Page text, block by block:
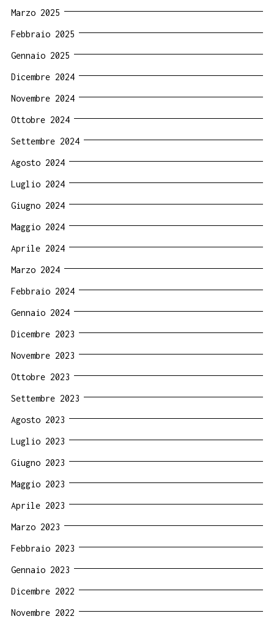
Marzo 2025
Febbraio 2025
Gennaio 2025
Dicembre 2024
Novembre 2024
Ottobre 2024
Settembre 2024
Agosto 2024
Luglio 2024
Giugno 2024
Maggio 2024
Aprile 2024
Marzo 2024
Febbraio 2024
Gennaio 2024
Dicembre 2023
Novembre 2023
Ottobre 2023
Settembre 2023
Agosto 2023
Luglio 2023
Giugno 2023
Maggio 2023
Aprile 2023
Marzo 2023
Febbraio 2023
Gennaio 2023
Dicembre 2022
Novembre 2022